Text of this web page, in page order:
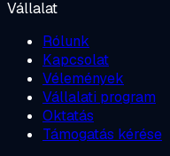
Vállalat
Rólunk
Kapcsolat
Vélemények
Vállalati program
Oktatás
Támogatás kérése